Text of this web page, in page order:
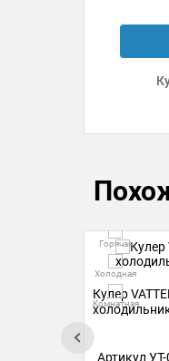
Горячая
Холодная
Комнатная
Кулер
Артикул